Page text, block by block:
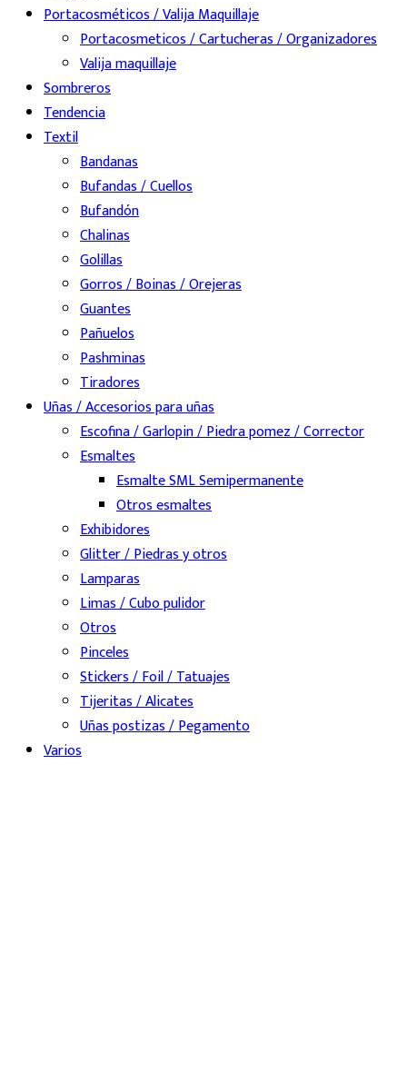
Portacosméticos / Valija Maquillaje
Portacosmeticos / Cartucheras / Organizadores
Valija maquillaje
Sombreros
Tendencia
Textil
Bandanas
Bufandas / Cuellos
Bufandón
Chalinas
Golillas
Gorros / Boinas / Orejeras
Guantes
Pañuelos
Pashminas
Tiradores
Uñas / Accesorios para uñas
Escofina / Garlopin / Piedra pomez / Corrector
Esmaltes
Esmalte SML Semipermanente
Otros esmaltes
Exhibidores
Glitter / Piedras y otros
Lamparas
Limas / Cubo pulidor
Otros
Pinceles
Stickers / Foil / Tatuajes
Tijeritas / Alicates
Uñas postizas / Pegamento
Varios